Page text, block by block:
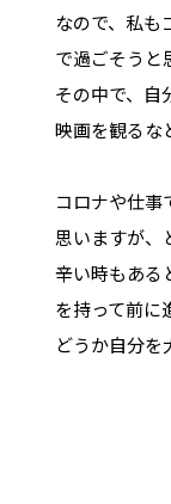
なので、私も
で過ごそうと
その中で、自
映画を観るな
コロナや仕事
思いますが、
辛い時もある
を持って前に
どうか自分を